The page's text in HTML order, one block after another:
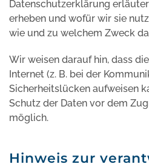
Datenschutzerklärung
erheben und wofür wir sie
wie und zu welchem Zweck
Wir weisen darauf hin, dass
Internet (z. B. bei der
Sicherheitslücken aufweisen
Schutz der Daten vor dem
möglich.
Hinweis zur